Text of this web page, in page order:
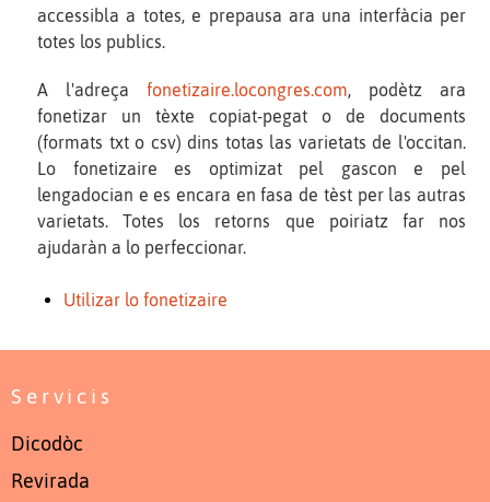
accessibla a totes, e prepausa ara una interfàcia per
totes los publics.
A l'adreça fonetizaire.locongres.com, podètz ara
fonetizar un tèxte copiat-pegat o de documents
(formats txt o csv) dins totas las varietats de l'occitan.
Lo fonetizaire es optimizat pel gascon e pel
lengadocian e es encara en fasa de tèst per las autras
varietats. Totes los retorns que poiriatz far nos
ajudaràn a lo perfeccionar.
Utilizar lo fonetizaire
Servicis
Dicodòc
Revirada